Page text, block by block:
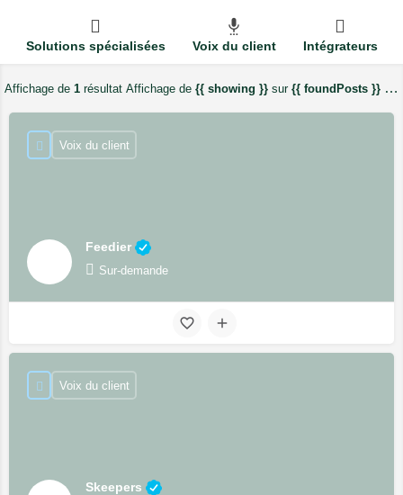
Solutions spécialisées Voix du client Intégrateurs
Affichage de 1 résultat Affichage de {{ showing }} sur {{ foundPosts }}
Feedier
Sur-demande
Voix du client
Skeepers
Voix du client